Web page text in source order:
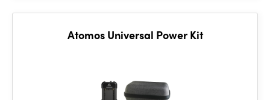
Atomos Universal Power Kit